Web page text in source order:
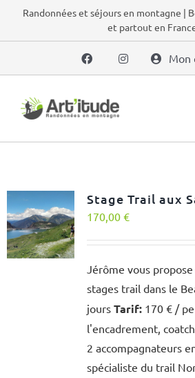
PasserRandonnées et séjours en montagne |
et partout en
Mon
Stage Trail aux
170,00 €
Jérôme vous
stages trail dans le
jours Tarif:170 € /
l'encadrement,
2 accompagnateurs
spécialiste du trail